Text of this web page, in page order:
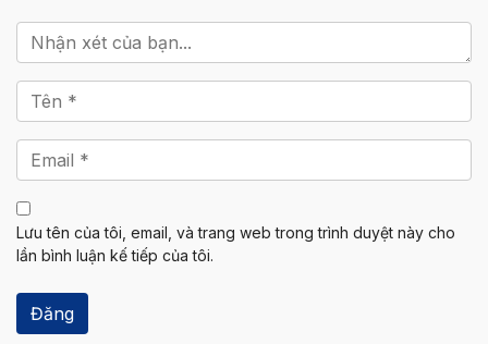
Lưu tên của tôi, email, và trang web trong trình duyệt này cho
lần bình luận kế tiếp của tôi.